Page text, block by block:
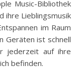
Music-Bibliothek
ihre Lieblingsmusik
im Raum
Geräten ist schnell
jederzeit auf ihre
befinden.